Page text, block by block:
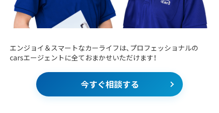
エンジョイ＆スマートなカーライフは、プロフェッショナルの
carsエージェントに全ておまかせいただけます！
今すぐ相談する